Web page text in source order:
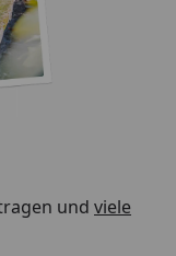
Typ 250
und viele